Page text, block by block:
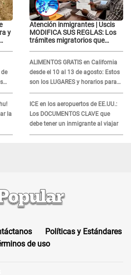
y
la
Atención inmigrantes | Uscis
MODIFICA SUS REGLAS: Los
trámites migratorios que
ALIMENTOS GRATIS en California
desde el 10 al 13 de agosto: Estos
son los LUGARES y horarios para
recibir la ayuda
ICE en los aeropuertos de EE.UU.:
Los DOCUMENTOS CLAVE que
debe tener un inmigrante al viajar
Políticas y Estándares
de uso